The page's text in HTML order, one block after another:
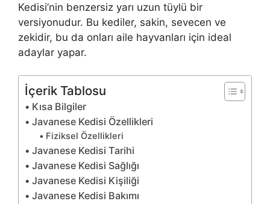
Kedisi’nin benzersiz yarı uzun tüylü bir
versiyonudur. Bu kediler, sakin, sevecen ve
zekidir, bu da onları aile hayvanları için ideal
adaylar yapar.
İçerik Tablosu
Kısa Bilgiler
Javanese Kedisi Özellikleri
Fiziksel Özellikleri
Javanese Kedisi Tarihi
Javanese Kedisi Sağlığı
Javanese Kedisi Kişiliği
Javanese Kedisi Bakımı